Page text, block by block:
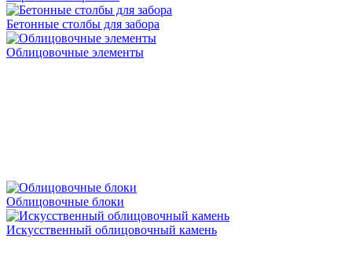
Бетонные столбы для забора
Облицовочные элементы
Облицовочные блоки
Искусственный облицовочный камень